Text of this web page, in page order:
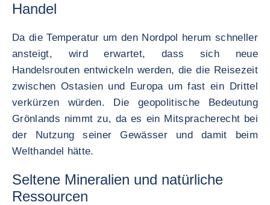
Handel
Da die Temperatur um den Nordpol herum schneller
ansteigt, wird erwartet, dass sich neue
Handelsrouten entwickeln werden, die die Reisezeit
zwischen Ostasien und Europa um fast ein Drittel
verkürzen würden. Die geopolitische Bedeutung
Grönlands nimmt zu, da es ein Mitspracherecht bei
der Nutzung seiner Gewässer und damit beim
Welthandel hätte.
Seltene Mineralien und natürliche
Ressourcen